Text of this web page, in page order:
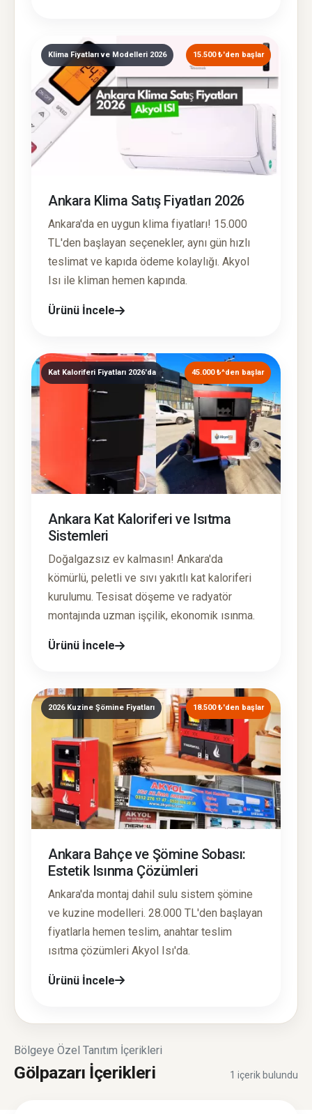
Klima Fiyatları ve Modelleri 2026 15.500 ₺'den başlar
Ankara Klima Satış Fiyatları 2026
Ankara'da en uygun klima fiyatları! 15.000
TL'den başlayan seçenekler, aynı gün hızlı
teslimat ve kapıda ödeme kolaylığı. Akyol
Isı ile kliman hemen kapında.
Ürünü İncele
Kat Kaloriferi Fiyatları 2026'da 45.000 ₺^den başlar
Ankara Kat Kaloriferi ve Isıtma
Sistemleri
Doğalgazsız ev kalmasın! Ankara'da
kömürlü, peletli ve sıvı yakıtlı kat kaloriferi
kurulumu. Tesisat döşeme ve radyatör
montajında uzman işçilik, ekonomik ısınma.
Ürünü İncele
2026 Kuzine Şömine Fiyatları 18.500 ₺'den başlar
Ankara Bahçe ve Şömine Sobası:
Estetik Isınma Çözümleri
Ankara'da montaj dahil sulu sistem şömine
ve kuzine modelleri. 28.000 TL'den başlayan
fiyatlarla hemen teslim, anahtar teslim
ısıtma çözümleri Akyol Isı'da.
Ürünü İncele
Bölgeye Özel Tanıtım İçerikleri
Gölpazarı İçerikleri 1 içerik bulundu